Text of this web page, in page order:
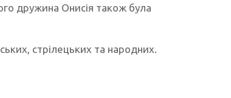
дружина Онисія також була
стрілецьких та народних.